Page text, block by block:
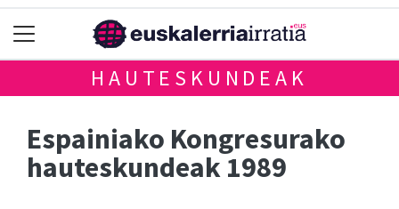
HAUTESKUNDEAK
Espainiako Kongresurako
hauteskundeak 1989